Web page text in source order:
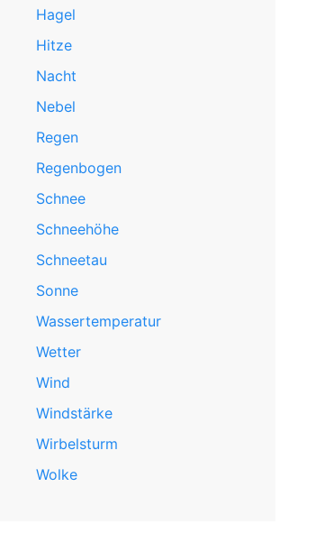
Hagel
Hitze
Nacht
Nebel
Regen
Regenbogen
Schnee
Schneehöhe
Schneetau
Sonne
Wassertemperatur
Wetter
Wind
Windstärke
Wirbelsturm
Wolke